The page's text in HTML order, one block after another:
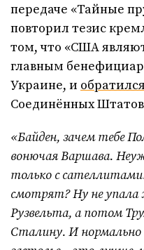
передаче «Тайные
повторил тезис
том, что «США
главным
Украине, и обратился
Соединённых
«Байден, зачем тебе
вонючая Варшава.
только с
смотрят? Ну не упала
Рузвельта, а потом
Сталину. И